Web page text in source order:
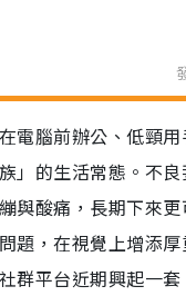
電腦前辦公、低頸
」的生活常態。不
與酸痛，長期下來
題，在視覺上增添
群平台近期興起一